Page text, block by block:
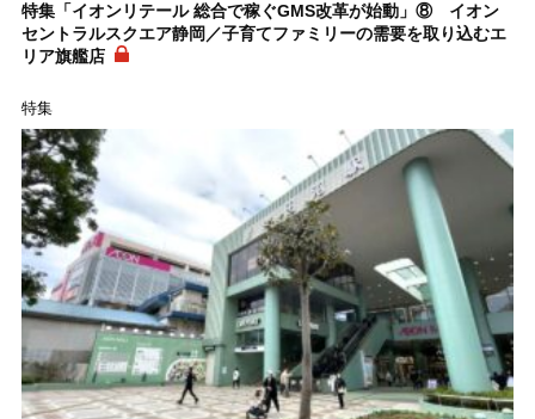
特集「イオンリテール 総合で稼ぐGMS改革が始動」⑧ イオン
セントラルスクエア静岡／子育てファミリーの需要を取り込むエ
リア旗艦店
特集